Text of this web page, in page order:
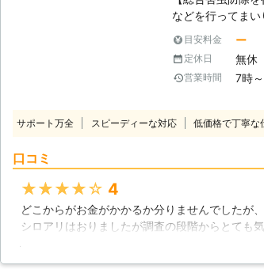
などを行ってま
の衛生害虫、そ
と知識を持って
ん！また、ハウ
い汚れでお悩みの方か
リ被害でどうし
せ頂けます。また
です。現地見積りをご
清潔な状態に家を
富な経験をもっ
目安料金 ー
定休日 無休
営業時間 7時
サポート万全 スピーディーな対応 低価格で丁寧な
口コミ
★★★★★ 4
どこからがお金がかかるか分りませんでしたが
シロアリはおりましたが調査の段階からとても
駆除までお願いしようと決めていました。駆除